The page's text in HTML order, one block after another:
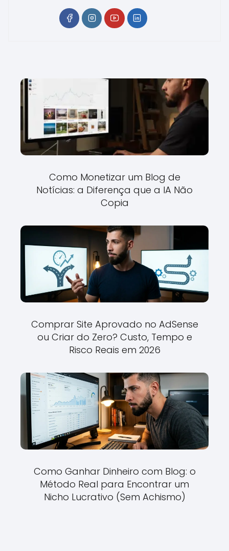
Como Monetizar um Blog de
Notícias: a Diferença que a IA Não
Copia
Comprar Site Aprovado no AdSense
ou Criar do Zero? Custo, Tempo e
Risco Reais em 2026
Como Ganhar Dinheiro com Blog: o
Método Real para Encontrar um
Nicho Lucrativo (Sem Achismo)